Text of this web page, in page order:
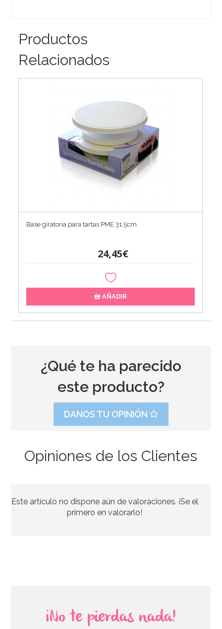
Productos
Relacionados
Base giratoria para tartas PME 31,5cm
24,45€
AÑADIR
¿Qué te ha parecido
este producto?
DANOS TU OPINIÓN
Opiniones de los Clientes
Este artículo no dispone aún de valoraciones. ¡Se el
primero en valorarlo!
¡No te pierdas nada!